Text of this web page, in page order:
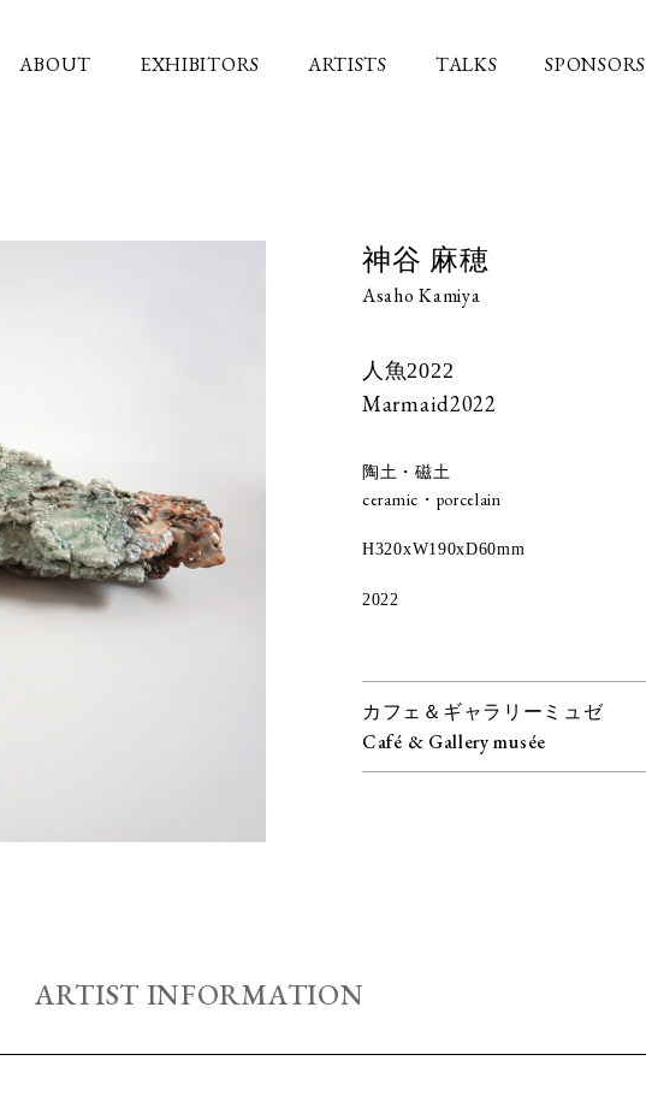
ABOUT EXHIBITORS ARTISTS TALKS SPONSORS
神谷 麻穂
Asaho Kamiya
人魚2022
Marmaid2022
陶土・磁土
ceramic・porcelain
H320xW190xD60mm
2022
カフェ＆ギャラリーミュゼ
Café & Gallery musée
ARTIST INFORMATION